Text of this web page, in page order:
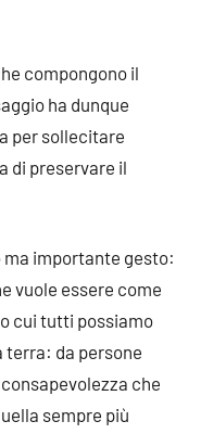
compongono il
ha dunque
per sollecitare
di preservare il
ma importante gesto:
vuole essere come
cui tutti possiamo
terra: da persone
che
sempre più